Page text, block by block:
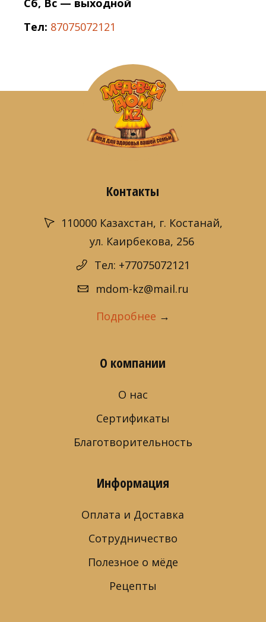
Тел: 87075072121
Контакты
110000 Казахстан, г. Костанай,
ул. Каирбекова, 256
Тел: +77075072121
mdom-kz@mail.ru
Подробнее →
О компании
О нас
Сертификаты
Благотворительность
Информация
Оплата и Доставка
Сотрудничество
Полезное о мёде
Рецепты